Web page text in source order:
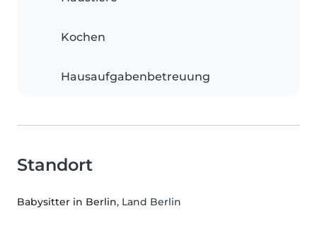
Kochen
Hausaufgabenbetreuung
Standort
Babysitter in Berlin, Land Berlin